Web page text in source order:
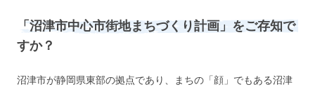
「沼津市中心市街地まちづくり計画」をご存知で
すか？
沼津市が静岡県東部の拠点であり、まちの「顔」でもある沼津